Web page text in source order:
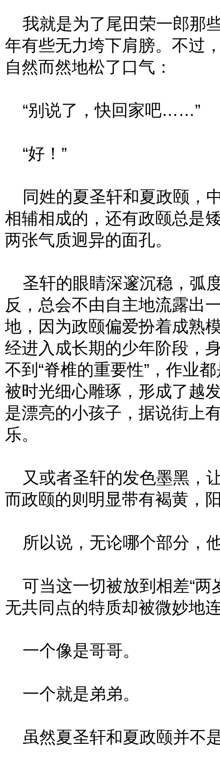
我就是为了尾田荣一郎那
年有些无力垮下肩膀。不过
自然而然地松了口气：
“别说了，快回家吧……”
“好！”
同姓的夏圣轩和夏政颐，
相辅相成的，还有政颐总是
两张气质迥异的面孔。
圣轩的眼睛深邃沉稳，弧
反，总会不由自主地流露出
地，因为政颐偏爱扮着成熟
经进入成长期的少年阶段，
不到“脊椎的重要性”，作业
被时光细心雕琢，形成了越
是漂亮的小孩子，据说街上
乐。
又或者圣轩的发色墨黑，
而政颐的则明显带有褐黄，
所以说，无论哪个部分，
可当这一切被放到相差“两
无共同点的特质却被微妙
一个像是哥哥。
一个就是弟弟。
虽然夏圣轩和夏政颐并不